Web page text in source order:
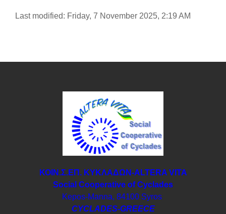
Last modified: Friday, 7 November 2025, 2:19 AM
ΚΟΙΝ.Σ.ΕΠ. ΚΥΚΛΑΔΩΝ-ΑLTERA VITA
Social Cooperative of Cyclades
Kepos-Manna, 84100 Syros
CYCLADES-GREECE